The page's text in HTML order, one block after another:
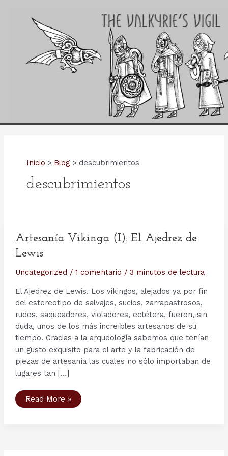
Inicio Blog descubrimientos
descubrimientos
Artesanía Vikinga (I): El Ajedrez de
Lewis
Uncategorized / 1 comentario / 3 minutos de lectura
El Ajedrez de Lewis. Los vikingos, alejados ya por fin
del estereotipo de salvajes, sucios, zarrapastrosos,
rudos, saqueadores, violadores, ectétera, fueron, sin
duda, unos de los más increíbles artesanos de su
tiempo. Gracias a la arqueología sabemos que tenían
un gusto exquisito para el arte y la fabricación de
piezas de artesanía las cuales no sólo importaban de
lugares tan […]
Artesanía
Vikinga
Read More »